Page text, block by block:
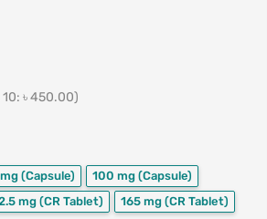
10: ৳ 450.00)
(Capsule) 100 mg (Capsule)
mg(CR Tablet) 165 mg (CR Tablet)